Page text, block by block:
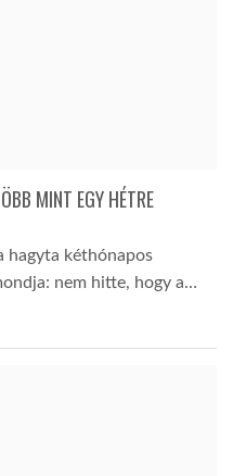
MINT EGY HÉTRE
hagyta kéthónapos
nem hitte, hogy a…